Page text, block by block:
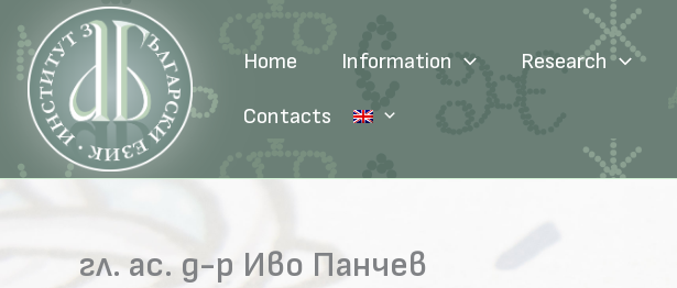
content
Home Information Research
Contacts
гл. ас. д-р Иво Панчев